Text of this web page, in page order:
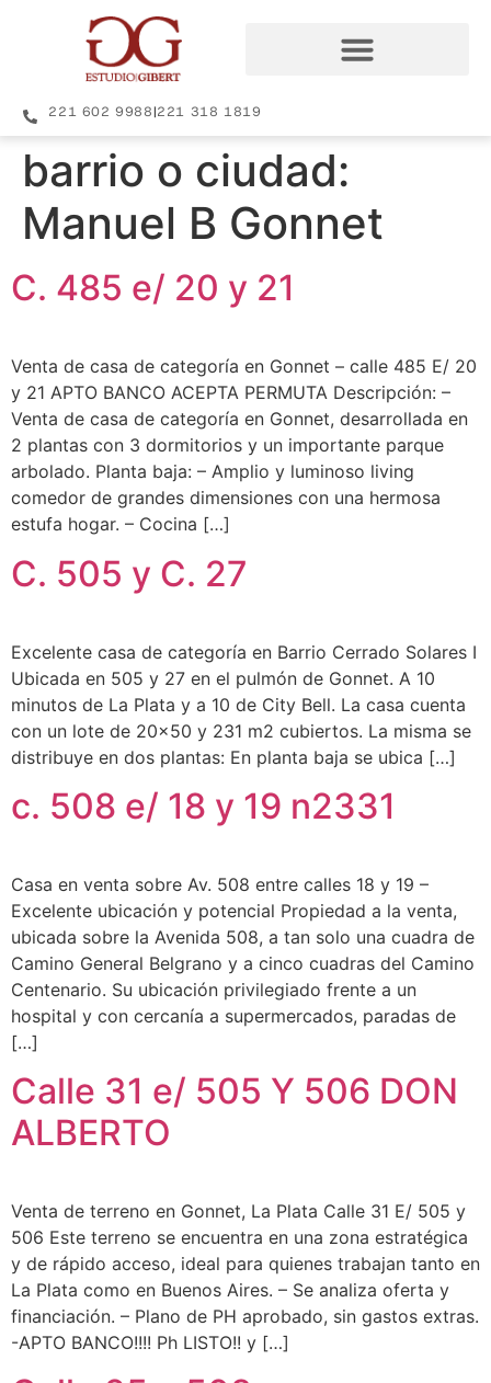
221 602 9988|221 318 1819
barrio o ciudad:
Manuel B Gonnet
C. 485 e/ 20 y 21
Venta de casa de categoría en Gonnet – calle 485 E/ 20
y 21 APTO BANCO ACEPTA PERMUTA Descripción: –
Venta de casa de categoría en Gonnet, desarrollada en
2 plantas con 3 dormitorios y un importante parque
arbolado. Planta baja: – Amplio y luminoso living
comedor de grandes dimensiones con una hermosa
estufa hogar. – Cocina […]
C. 505 y C. 27
Excelente casa de categoría en Barrio Cerrado Solares I
Ubicada en 505 y 27 en el pulmón de Gonnet. A 10
minutos de La Plata y a 10 de City Bell. La casa cuenta
con un lote de 20×50 y 231 m2 cubiertos. La misma se
distribuye en dos plantas: En planta baja se ubica […]
c. 508 e/ 18 y 19 n2331
Casa en venta sobre Av. 508 entre calles 18 y 19 –
Excelente ubicación y potencial Propiedad a la venta,
ubicada sobre la Avenida 508, a tan solo una cuadra de
Camino General Belgrano y a cinco cuadras del Camino
Centenario. Su ubicación privilegiado frente a un
hospital y con cercanía a supermercados, paradas de
[…]
Calle 31 e/ 505 Y 506 DON
ALBERTO
Venta de terreno en Gonnet, La Plata Calle 31 E/ 505 y
506 Este terreno se encuentra en una zona estratégica
y de rápido acceso, ideal para quienes trabajan tanto en
La Plata como en Buenos Aires. – Se analiza oferta y
financiación. – Plano de PH aprobado, sin gastos extras.
-APTO BANCO!!!! Ph LISTO!! y […]